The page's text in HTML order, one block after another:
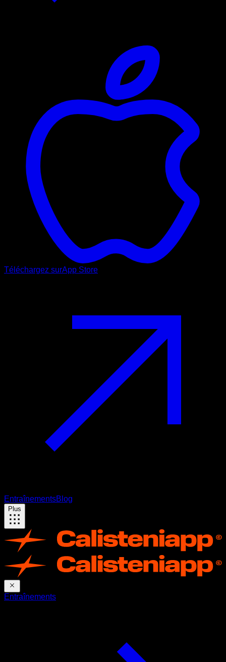
Téléchargez surApp Store
EntraînementsBlog
Plus
Entraînements